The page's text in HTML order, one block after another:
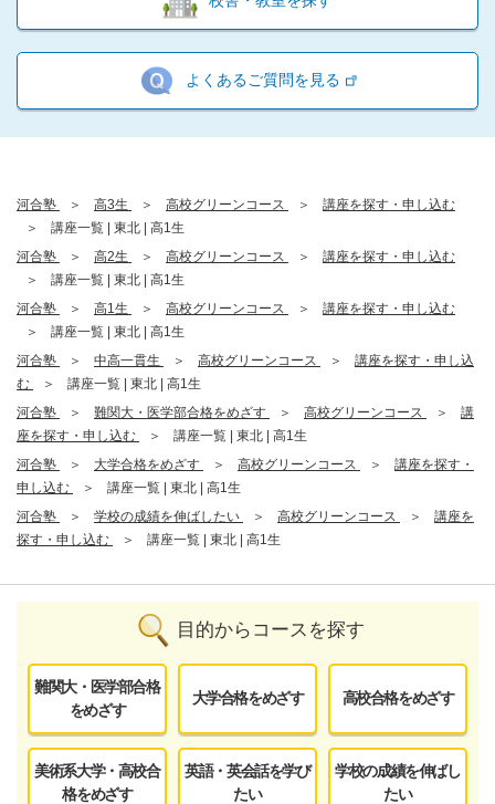
よくあるご質問を見る
河合塾 高3生 高校グリーンコース
講座を探す・申し込む
講座一覧 | 東北 | 高1生
河合塾
高2生 高校グリーンコース
講座を探す・申し込む
講座一覧 | 東北 | 高1生
河合塾
高1生 高校グリーンコース
講座を探す・申し込む
講座一覧 | 東北 | 高1生
河合塾
中高一貫生 高校グリーンコース
講座を探す・申し込
む
講座一覧 | 東北 | 高1生
河合塾
難関大・医学部合格をめざす 高校グリーンコース
講
座を探す・申し込む
講座一覧 | 東北 | 高1生
河合塾
大学合格をめざす 高校グリーンコース
講座を探す・
申し込む
講座一覧 | 東北 | 高1生
河合塾
学校の成績を伸ばしたい 高校グリーンコース
講座を
探す・申し込む
講座一覧 | 東北 | 高1生
目的からコースを探す
難関大・医学部合格
をめざす
大学合格をめざす 高校合格をめざす
美術系大学・高校合
格をめざす
英語・英会話を学び
たい
学校の成績を伸ばし
たい